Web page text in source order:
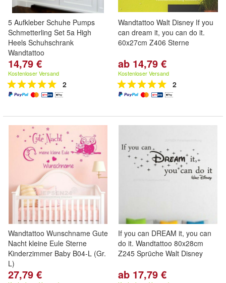
5 Aufkleber Schuhe Pumps
Schmetterling Set 5a High
Heels Schuhschrank
Wandtattoo
14,79 €
Kostenloser Versand
2
Wandtattoo Walt Disney If you
can dream it, you can do it.
60x27cm Z406 Sterne
ab 14,79 €
Kostenloser Versand
2
Wandtattoo Wunschname Gute
Nacht kleine Eule Sterne
Kinderzimmer Baby B04-L (Gr.
L)
27,79 €
If you can DREAM it, you can
do it. Wandtattoo 80x28cm
Z245 Sprüche Walt Disney
ab 17,79 €